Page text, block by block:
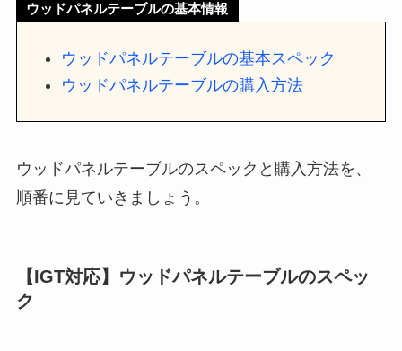
ウッドパネルテーブルの基本情報
ウッドパネルテーブルの基本スペック
ウッドパネルテーブルの購入方法
ウッドパネルテーブルのスペックと購入方法を、
順番に見ていきましょう。
【IGT対応】ウッドパネルテーブルのスペッ
ク